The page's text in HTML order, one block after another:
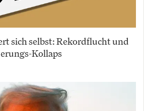
sich selbst: Rekordflucht und
Kollaps